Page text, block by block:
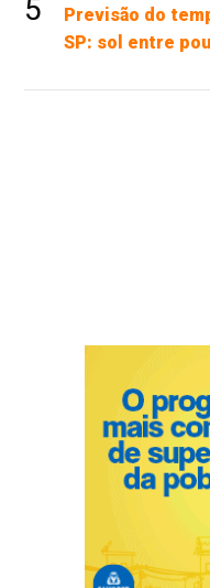
5
Previsão do
SP: sol entre